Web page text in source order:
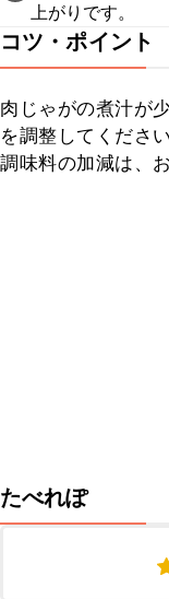
上がりです。
コツ・ポイント
肉じゃがの煮汁が
を調整してください
調味料の加減は、
たべれぽ